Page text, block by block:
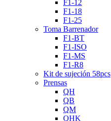
F1-12
F1-18
F1-25
Toma Barrenador
F1-BT
F1-ISO
F1-MS
F1-R8
Kit de sujeción 58pcs
Prensas
QH
QB
QM
QHK